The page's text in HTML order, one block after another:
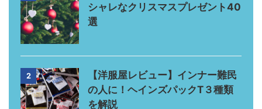
シャレなクリスマスプレゼント40
選
2
【洋服屋レビュー】インナー難民
の人に！ヘインズパックT３種類
を解説